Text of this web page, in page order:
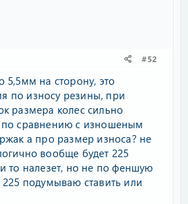
#52
5,5мм на сторону, это
по износу резины, при
размера колес сильно
по сравнению с изношеным
а про размер износа? не
вообще будет 225
то налезет, но не по феншую
подумываю ставить или